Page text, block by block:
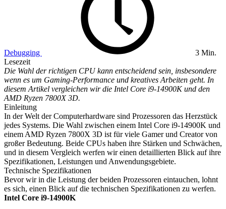
Debugging
3 Min.
Lesezeit
Die Wahl der richtigen CPU kann entscheidend sein, insbesondere
wenn es um Gaming-Performance und kreatives Arbeiten geht. In
diesem Artikel vergleichen wir die Intel Core i9-14900K und den
AMD Ryzen 7800X 3D.
Einleitung
In der Welt der Computerhardware sind Prozessoren das Herzstück
jedes Systems. Die Wahl zwischen einem Intel Core i9-14900K und
einem AMD Ryzen 7800X 3D ist für viele Gamer und Creator von
großer Bedeutung. Beide CPUs haben ihre Stärken und Schwächen,
und in diesem Vergleich werfen wir einen detaillierten Blick auf ihre
Spezifikationen, Leistungen und Anwendungsgebiete.
Technische Spezifikationen
Bevor wir in die Leistung der beiden Prozessoren eintauchen, lohnt
es sich, einen Blick auf die technischen Spezifikationen zu werfen.
Intel Core i9-14900K